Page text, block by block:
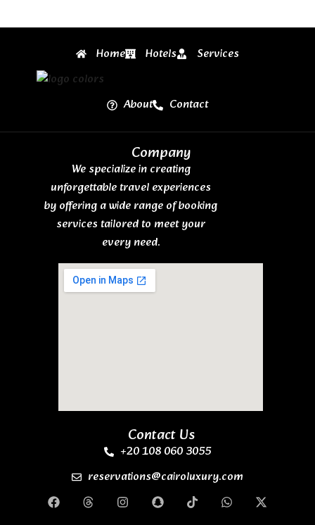
Home Hotels Services
About Contact
Company
We specialize in creating
unforgettable travel experiences
by offering a wide range of booking
services tailored to meet your
every need.
Contact Us
+20 108 060 3055
reservations@cairoluxury.com